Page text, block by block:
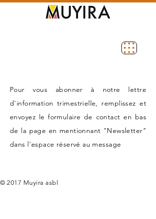
Pour vous abonner à notre lettre
d'information trimestrielle, remplissez et
envoyez le formulaire de contact en bas
de la page en mentionnant "Newsletter"
dans l'espace réservé au message
© 2017 Muyira asbl